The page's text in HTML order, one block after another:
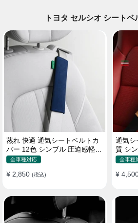
トヨタ セルシオ シートベ
蒸れ 快適 通気シートベルトカ
バー 12色 シンブル 圧迫感軽減
保護 肩当てパッド
全車種対応
¥ 2,850 (税込)
通気シ
質 シン
てパッ
全車種
¥